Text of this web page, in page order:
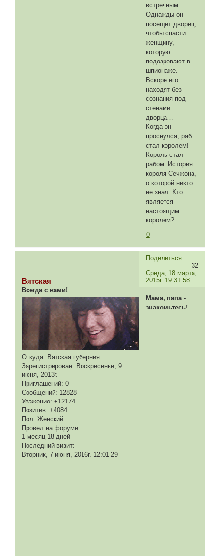
встречным.
Однажды он
посещет дворец,
чтобы спасти
женщину,
которую
подозревают в
шпионаже.
Вскоре его
находят без
сознания под
стенами
дворца…
Когда он
проснулся, раб
стал королем!
Король стал
рабом! История
короля Сечжона,
о которой никто
не знал. Кто
является
настоящим
королем?
0
Поделиться
32
Среда, 18 марта,
2015г. 19:31:58
Вятская
Всегда с вами!
Откуда: Вятская губерния
Зарегистрирован: Воскресенье, 9
июня, 2013г.
Приглашений: 0
Сообщений: 12828
Уважение: +12174
Позитив: +4084
Пол: Женский
Провел на форуме:
1 месяц 18 дней
Последний визит:
Вторник, 7 июня, 2016г. 12:01:29
Мама, папа -
знакомьтесь!